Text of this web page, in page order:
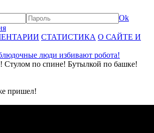
Ok
СТАТИСТИКА О САЙТЕ И
люди избивают робота!
по спине! Бутылкой по башке!
пришел!